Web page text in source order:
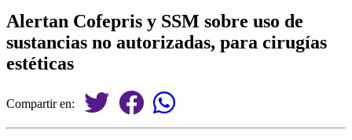
Alertan Cofepris y SSM sobre uso de
sustancias no autorizadas, para cirugías
estéticas
Compartir en: